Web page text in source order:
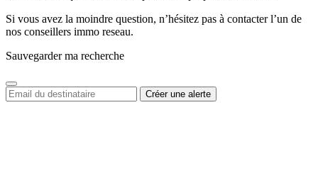
Si vous avez la moindre question, n’hésitez pas à contacter l’un de
nos conseillers immo reseau.
Sauvegarder ma recherche